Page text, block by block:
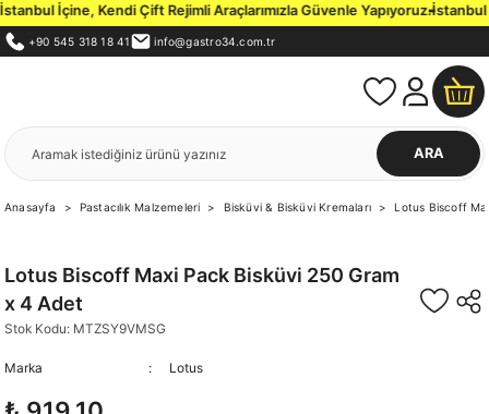
İçine, Kendi Çift Rejimli Araçlarımızla Güvenle Yapıyoruz.İstanbul
+90 545 318 18 41 info@gastro34.com.tr
ARA
Anasayfa Pastacılık Malzemeleri Bisküvi & Bisküvi Kremaları Lotus Biscoff
Lotus Biscoff Maxi Pack Bisküvi 250 Gram
x 4 Adet
Stok Kodu: MTZSY9VMSG
Marka Lotus